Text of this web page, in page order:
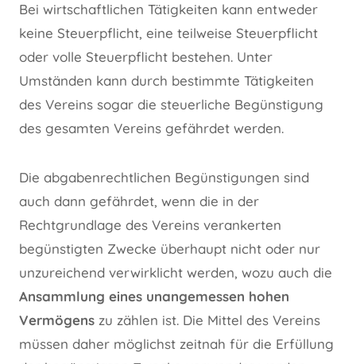
Bei wirtschaftlichen Tätigkeiten kann entweder
keine Steuerpflicht, eine teilweise Steuerpflicht
oder volle Steuerpflicht bestehen. Unter
Umständen kann durch bestimmte Tätigkeiten
des Vereins sogar die steuerliche Begünstigung
des gesamten Vereins gefährdet werden.
Die abgabenrechtlichen Begünstigungen sind
auch dann gefährdet, wenn die in der
Rechtgrundlage des Vereins verankerten
begünstigten Zwecke überhaupt nicht oder nur
unzureichend verwirklicht werden, wozu auch die
Ansammlung eines unangemessen hohen
Vermögens zu zählen ist. Die Mittel des Vereins
müssen daher möglichst zeitnah für die Erfüllung